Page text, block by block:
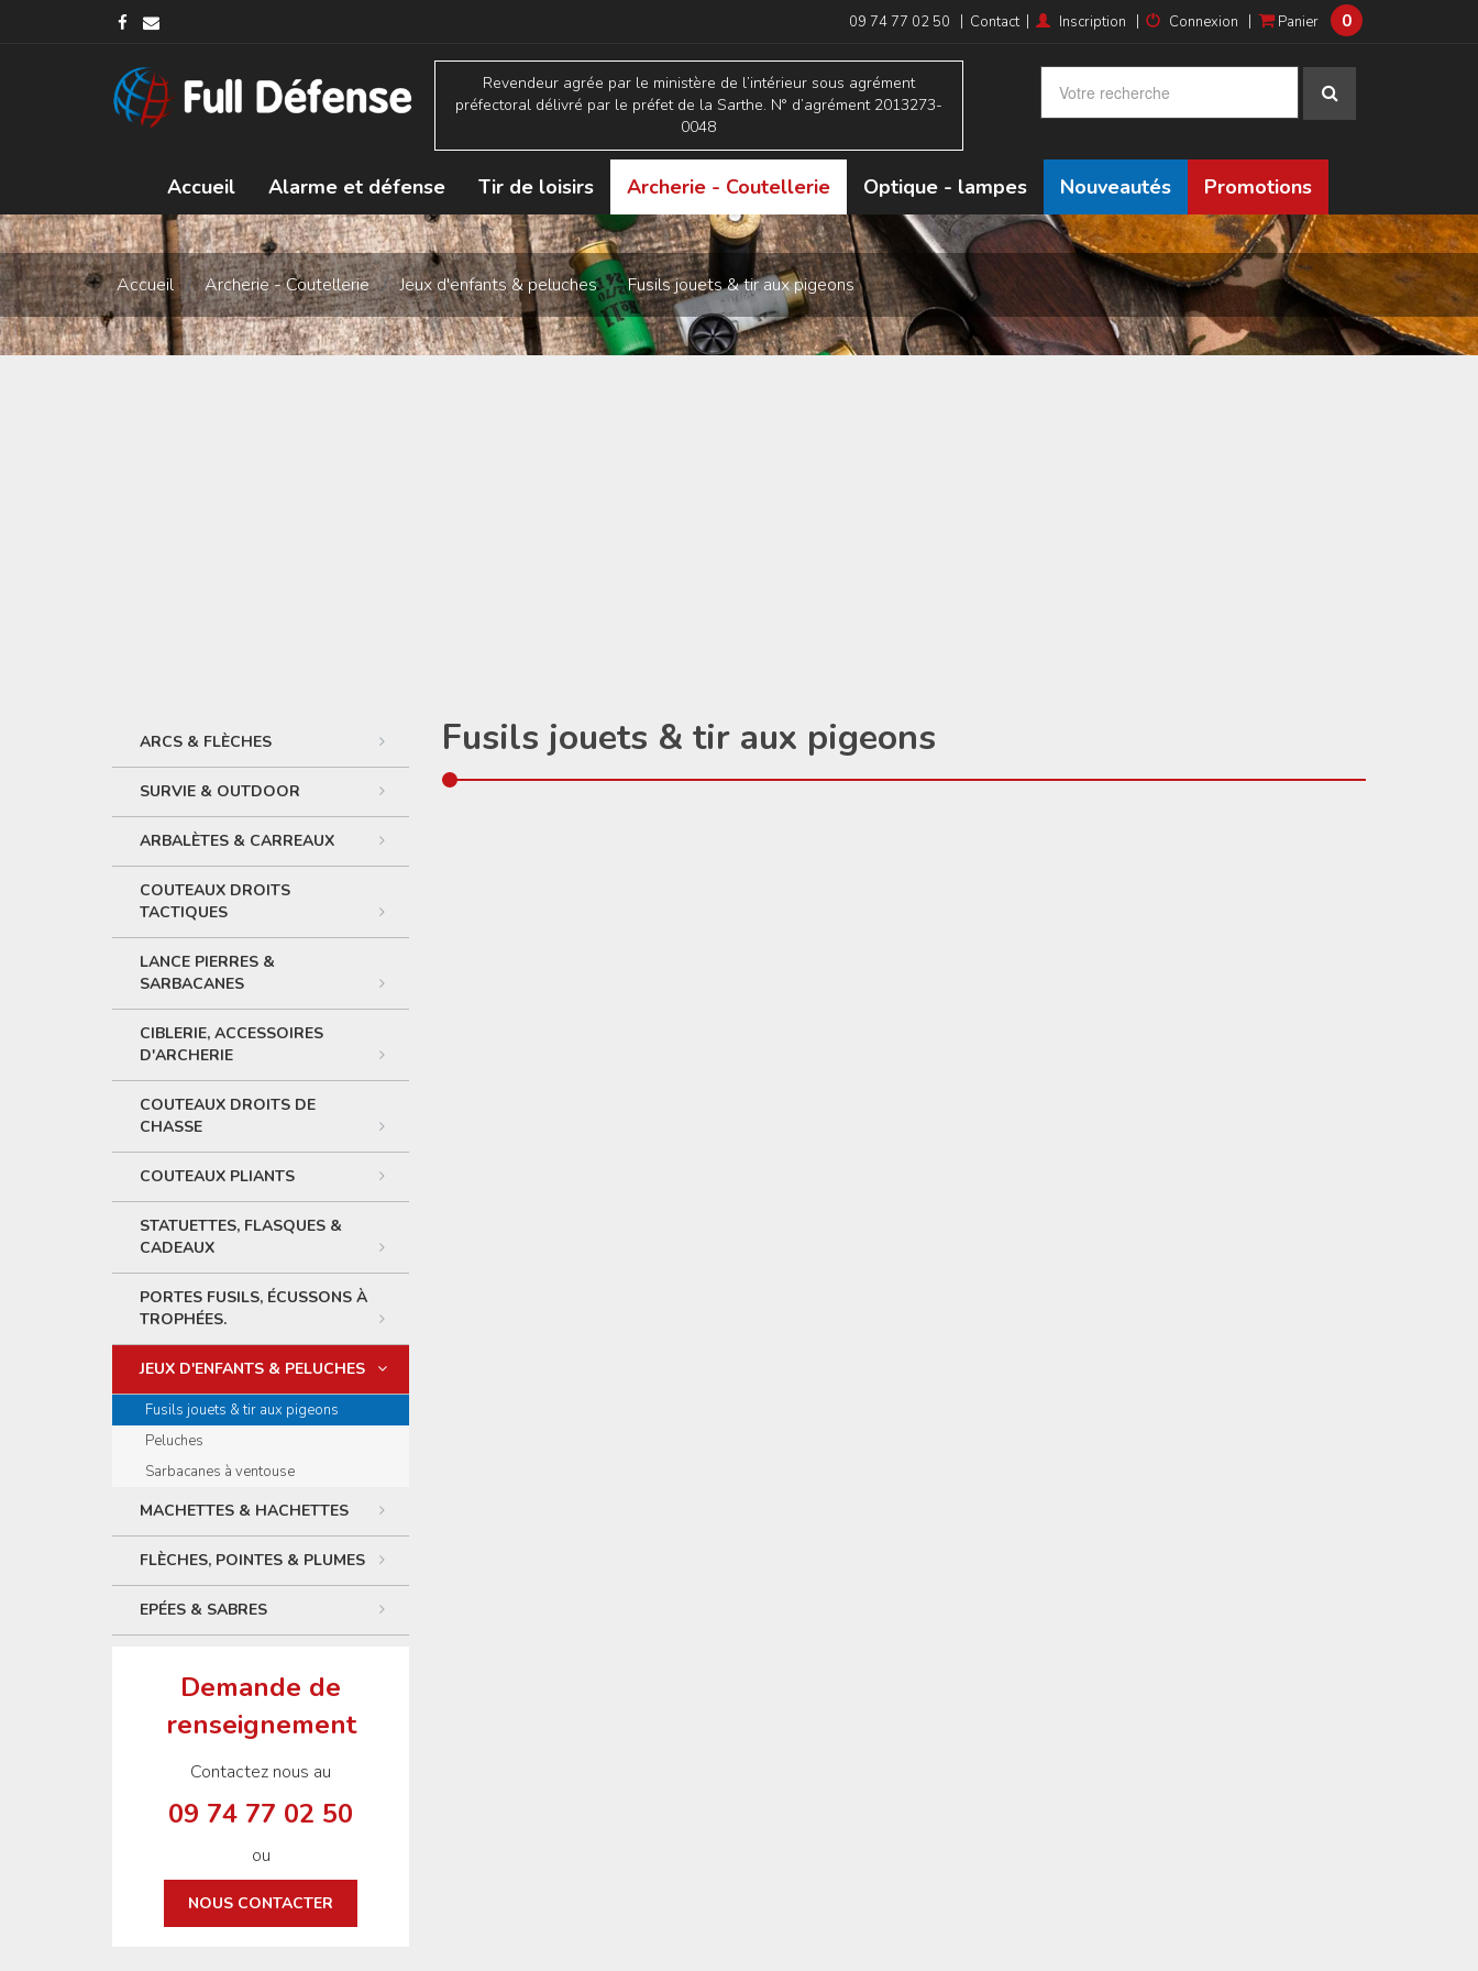
09 74 77 02 50 | Contact | Inscription | Connexion | Panier 0
Revendeur agrée par le ministère de l’intérieur sous agrément
préfectoral délivré par le préfet de la Sarthe. N° d’agrément 2013273-
0048
Accueil Alarme et défense Tir de loisirs Archerie - Coutellerie Optique - lampes Nouveautés Promotions
Accueil / Archerie - Coutellerie / Jeux d'enfants & peluches / Fusils jouets & tir aux pigeons
Fusils jouets & tir aux pigeons
ARCS & FLÈCHES
SURVIE & OUTDOOR
ARBALÈTES & CARREAUX
COUTEAUX DROITS
TACTIQUES
LANCE PIERRES &
SARBACANES
CIBLERIE, ACCESSOIRES
D'ARCHERIE
COUTEAUX DROITS DE
CHASSE
COUTEAUX PLIANTS
STATUETTES, FLASQUES &
CADEAUX
PORTES FUSILS, ÉCUSSONS À
TROPHÉES.
JEUX D'ENFANTS & PELUCHES
Fusils jouets & tir aux pigeons
Peluches
Sarbacanes à ventouse
MACHETTES & HACHETTES
FLÈCHES, POINTES & PLUMES
EPÉES & SABRES
Demande de
renseignement
Contactez nous au
09 74 77 02 50
ou
NOUS CONTACTER